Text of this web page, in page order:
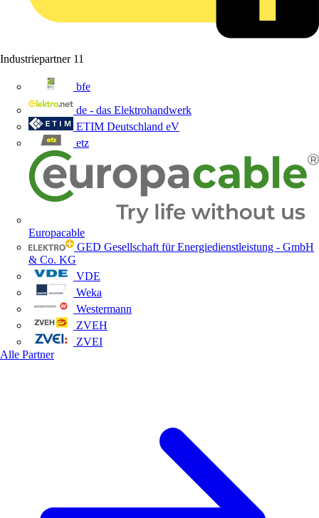
Industriepartner 11
bfe
de - das Elektrohandwerk
ETIM Deutschland eV
etz
Europacable
GED Gesellschaft für Energiedienstleistung - GmbH
& Co. KG
VDE
Weka
Westermann
ZVEH
ZVEI
Alle Partner